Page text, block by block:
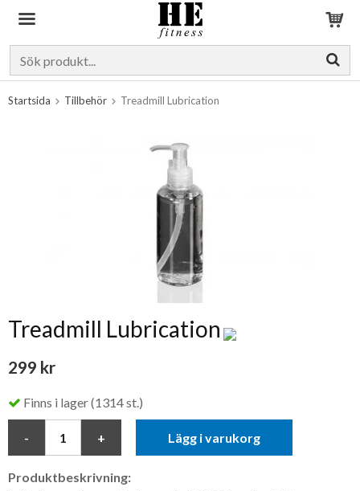
Startsida Tillbehör Treadmill Lubrication
Treadmill Lubrication
299 kr
Finns i lager (1314 st.)
Lägg i varukorg
Produktbeskrivning: